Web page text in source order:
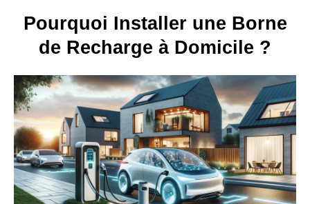
Pourquoi Installer une Borne
de Recharge à Domicile ?